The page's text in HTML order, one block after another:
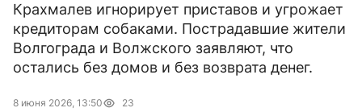
Крахмалев игнорирует приставов и угрожает
кредиторам собаками. Пострадавшие жители
Волгограда и Волжского заявляют, что
остались без домов и без возврата денег.
8 июня 2026, 13:50 23